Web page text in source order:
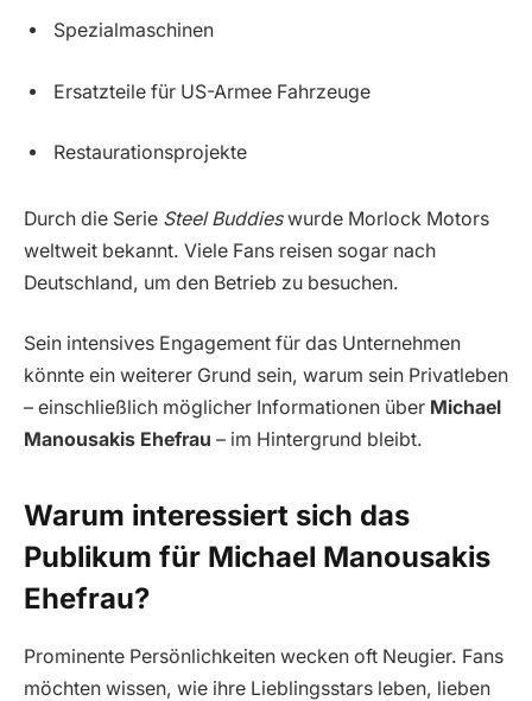
Spezialmaschinen
Ersatzteile für US-Armee Fahrzeuge
Restaurationsprojekte
Durch die Serie Steel Buddieswurde Morlock Motors
weltweit bekannt. Viele Fans reisen sogar nach
Deutschland, um den Betrieb zu besuchen.
Sein intensives Engagement für das Unternehmen
könnte ein weiterer Grund sein, warum sein Privatleben
– einschließlich möglicher Informationen über Michael
Manousakis Ehefrau – im Hintergrund bleibt.
Warum interessiert sich das
Publikum für Michael Manousakis
Ehefrau?
Prominente Persönlichkeiten wecken oft Neugier. Fans
möchten wissen, wie ihre Lieblingsstars leben, lieben